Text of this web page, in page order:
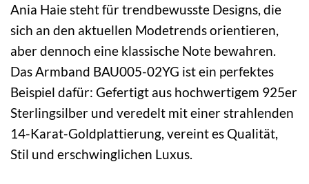
Ania Haie steht für trendbewusste Designs, die
sich an den aktuellen Modetrends orientieren,
aber dennoch eine klassische Note bewahren.
Das Armband BAU005-02YG ist ein perfektes
Beispiel dafür: Gefertigt aus hochwertigem 925er
Sterlingsilber und veredelt mit einer strahlenden
14-Karat-Goldplattierung, vereint es Qualität,
Stil und erschwinglichen Luxus.